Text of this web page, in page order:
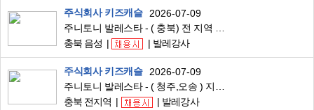
주식회사 키즈캐슬
2026-07-09
충북 음성
발레강사
주식회사 키즈캐슬
2026-07-09
충북 전지역
발레강사